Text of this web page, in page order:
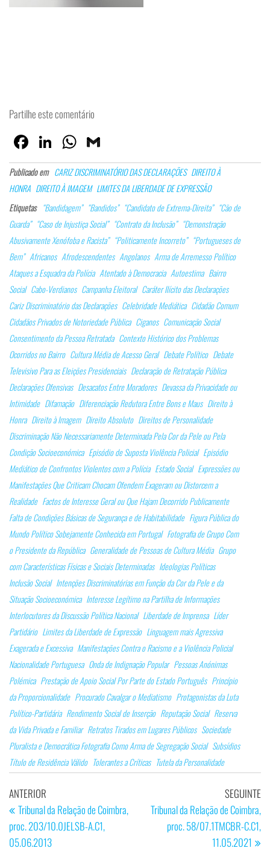
Partilhe este comentário
Fa
ce
bo
ok
Lin
ke
dI
n
W
ha
ts
Ap
p
m
ail
Publicado em CARIZ DISCRIMINATÓRIO DAS DECLARAÇÕES DIREITO À
HONRA DIREITO À IMAGEM LIMITES DA LIBERDADE DE EXPRESSÃO
Etiquetas “Bandidagem” “Bandidos” “Candidato de Extrema-Direita” “Cão de
Guarda” “Caso de Injustiça Social” “Contrato da Inclusão” “Demonstração
Abusivamente Xenófoba e Racista” “Politicamente Incorreto” “Portugueses de
Bem” Africanos Afrodescendentes Angolanos Arma de Arremesso Político
Ataques a Esquadra da Polícia Atentado à Democracia Autoestima Bairro
Social Cabo-Verdianos Campanha Eleitoral Caráter Ilícito das Declarações
Cariz Discriminatório das Declarações Celebridade Mediática Cidadão Comum
Cidadãos Privados de Notoriedade Pública Ciganos Comunicação Social
Consentimento da Pessoa Retratada Contexto Histórico dos Problemas
Ocorridos no Bairro Cultura Média de Acesso Geral Debate Político Debate
Televisivo Para as Eleições Presidenciais Declaração de Retratação Pública
Declarações Ofensivas Desacatos Entre Moradores Devassa da Privacidade ou
Intimidade Difamação Diferenciação Redutora Entre Bons e Maus Direito à
Honra Direito à Imagem Direito Absoluto Direitos de Personalidade
Discriminação Não Necessariamente Determinada Pela Cor da Pele ou Pela
Condição Socioeconómica Episódio de Suposta Violência Policial Episódio
Mediático de Confrontos Violentos com a Polícia Estado Social Expressões ou
Manifestações Que Criticam Chocam Ofendem Exageram ou Distorcem a
Realidade Factos de Interesse Geral ou Que Hajam Decorrido Publicamente
Falta de Condições Básicas de Segurança e de Habitabilidade Figura Pública do
Mundo Político Sobejamente Conhecida em Portugal Fotografia de Grupo Com
o Presidente da República Generalidade de Pessoas de Cultura Média Grupo
com Características Físicas e Sociais Determinadas Ideologias Políticas
Inclusão Social Intenções Discriminatórias em Função da Cor da Pele e da
Situação Socioeconómica Interesse Legítimo na Partilha de Informações
Interlocutores da Discussão Política Nacional Liberdade de Imprensa Líder
Partidário Limites da Liberdade de Expressão Linguagem mais Agressiva
Exagerada e Excessiva Manifestações Contra o Racismo e a Violência Policial
Nacionalidade Portuguesa Onda de Indignação Popular Pessoas Anónimas
Polémica Prestação de Apoio Social Por Parte do Estado Português Princípio
da Proporcionalidade Procurado Cavalgar o Mediatismo Protagonistas da Luta
Político-Partidária Rendimento Social de Inserção Reputação Social Reserva
da Vida Privada e Familiar Retratos Tirados em Lugares Públicos Sociedade
Pluralista e Democrática Fotografia Como Arma de Segregação Social Subsídios
Título de Residência Válido Tolerantes a Críticas Tutela da Personalidade
Navegação
de
artigos
Artigo
anterior
ANTERIOR
Tribunal da Relação de Coimbra,
proc. 203/10.0JELSB-A.C1,
05.06.2013
SEGUINTE
Tribunal da Relação de Coimbra,
proc. 58/07.1TMCBR-C.C1,
11.05.2021